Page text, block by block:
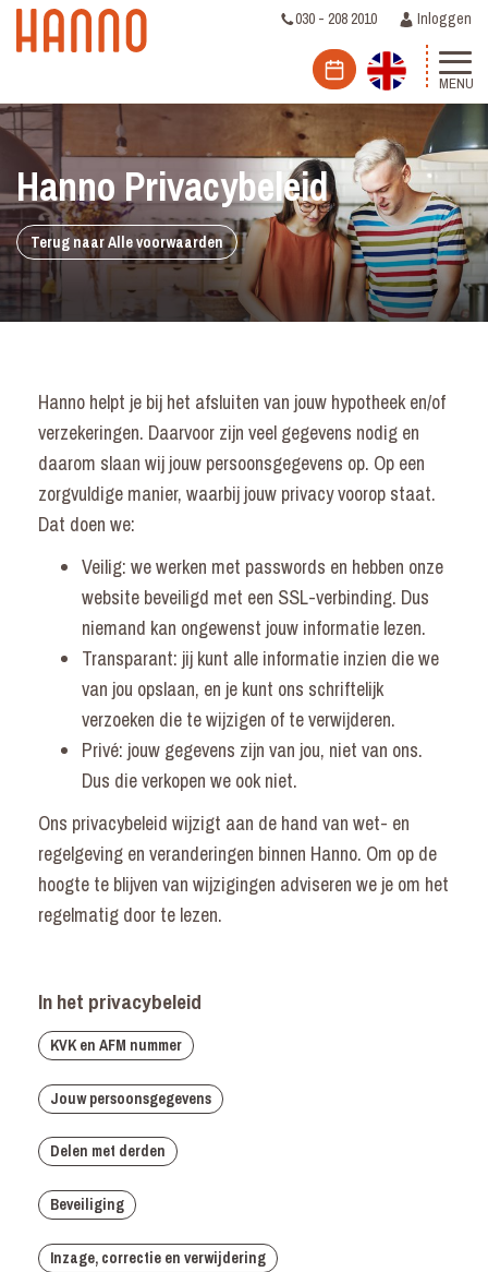
030 - 208 2010 Inloggen
MENU
Hanno Privacybeleid
Terug naar Alle voorwaarden
Hanno helpt je bij het afsluiten van jouw hypotheek en/of
verzekeringen. Daarvoor zijn veel gegevens nodig en
daarom slaan wij jouw persoonsgegevens op. Op een
zorgvuldige manier, waarbij jouw privacy voorop staat.
Dat doen we:
Veilig: we werken met passwords en hebben onze
website beveiligd met een SSL-verbinding. Dus
niemand kan ongewenst jouw informatie lezen.
Transparant: jij kunt alle informatie inzien die we
van jou opslaan, en je kunt ons schriftelijk
verzoeken die te wijzigen of te verwijderen.
Privé: jouw gegevens zijn van jou, niet van ons.
Dus die verkopen we ook niet.
Ons privacybeleid wijzigt aan de hand van wet- en
regelgeving en veranderingen binnen Hanno. Om op de
hoogte te blijven van wijzigingen adviseren we je om het
regelmatig door te lezen.
In het privacybeleid
KVK en AFM nummer
Jouw persoonsgegevens
Delen met derden
Beveiliging
Inzage, correctie en verwijdering